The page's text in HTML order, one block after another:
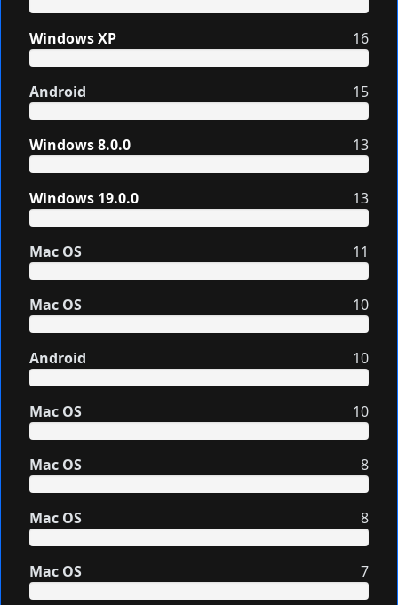
Windows XP 16
Android 15
Windows 8.0.0 13
Windows 19.0.0 13
Mac OS 11
Mac OS 10
Android 10
Mac OS 10
Mac OS 8
Mac OS 8
Mac OS 7